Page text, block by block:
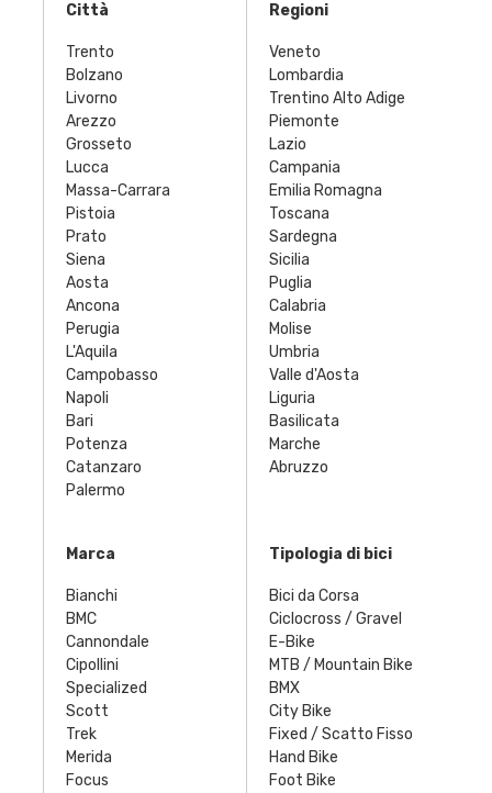
Città
Trento
Bolzano
Livorno
Arezzo
Grosseto
Lucca
Massa-Carrara
Pistoia
Prato
Siena
Aosta
Ancona
Perugia
L'Aquila
Campobasso
Napoli
Bari
Potenza
Catanzaro
Palermo
Regioni
Veneto
Lombardia
Trentino Alto Adige
Piemonte
Lazio
Campania
Emilia Romagna
Toscana
Sardegna
Sicilia
Puglia
Calabria
Molise
Umbria
Valle d'Aosta
Liguria
Basilicata
Marche
Abruzzo
Marca
Bianchi
BMC
Cannondale
Cipollini
Specialized
Scott
Trek
Merida
Focus
Tipologia di bici
Bici da Corsa
Ciclocross / Gravel
E-Bike
MTB / Mountain Bike
BMX
City Bike
Fixed / Scatto Fisso
Hand Bike
Foot Bike